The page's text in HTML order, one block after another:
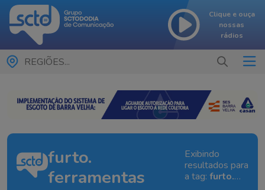
Clique e ouça
nossas
rádios
REGIÕES...
furto.
ferramentas
Exibindo
resultados para
a tag: furto.